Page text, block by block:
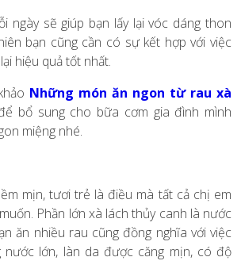
ngày sẽ giúp bạn lấy lại vóc dáng thon
bạn cũng cần có sự kết hợp với việc
hiệu quả tốt nhất.
Những món ăn ngon từ rau xà
bổ sung cho bữa cơm gia đình mình
miệng nhé.
mịn, tươi trẻ là điều mà tất cả chị em
Phần lớn xà lách thủy canh là nước
ăn nhiều rau cũng đồng nghĩa với việc
nước lớn, làn da được căng mịn, có độ